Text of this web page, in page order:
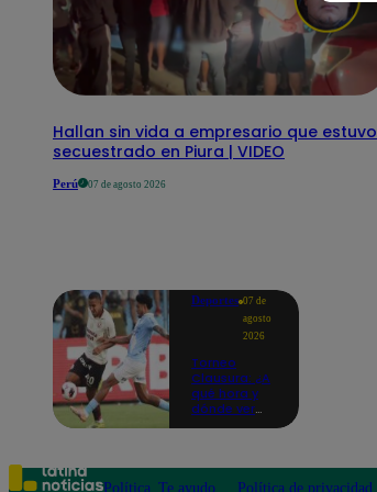
Hallan sin vida a empresario que estuvo
secuestrado en Piura | VIDEO
Perú 07 de agosto 2026
Deportes 07 de
agosto
2026
Torneo
Clausura: ¿A
qué hora y
dónde ver
fecha 4?
Política Te ayudo Política de privacidad